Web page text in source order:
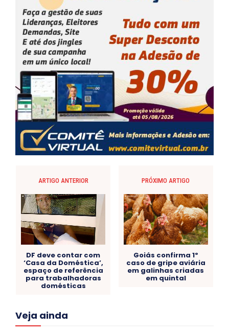
ARTIGO ANTERIOR
DF deve contar com
‘Casa da Doméstica’,
espaço de referência
para trabalhadoras
domésticas
PRÓXIMO ARTIGO
Goiás confirma 1º
caso de gripe aviária
em galinhas criadas
em quintal
Veja ainda
Acre